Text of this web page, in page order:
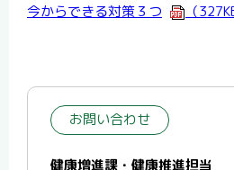
今からできる対策３つ （
お問い合わせ
健康増進課・健康推進担当